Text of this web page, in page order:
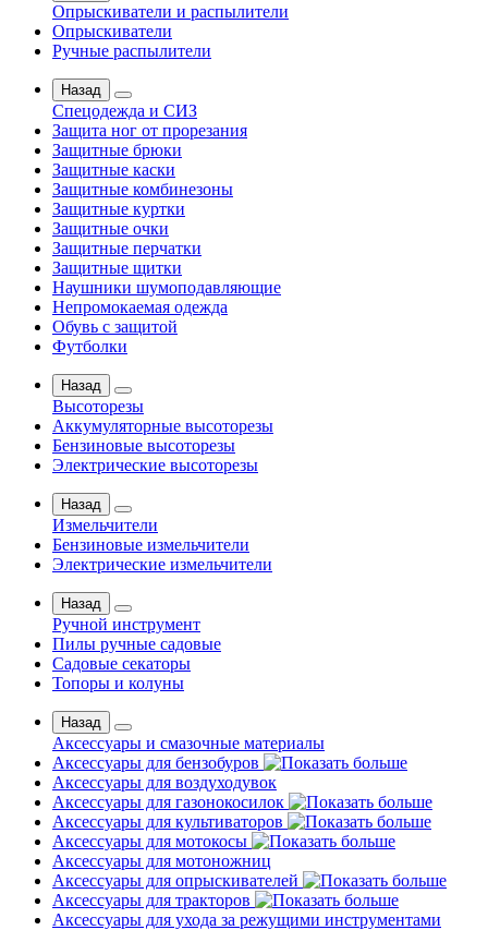
Опрыскиватели и распылители
Опрыскиватели
Ручные распылители
Назад
Спецодежда и СИЗ
Защита ног от прорезания
Защитные брюки
Защитные каски
Защитные комбинезоны
Защитные куртки
Защитные очки
Защитные перчатки
Защитные щитки
Наушники шумоподавляющие
Непромокаемая одежда
Обувь с защитой
Футболки
Назад
Высоторезы
Аккумуляторные высоторезы
Бензиновые высоторезы
Электрические высоторезы
Назад
Измельчители
Бензиновые измельчители
Электрические измельчители
Назад
Ручной инструмент
Пилы ручные садовые
Садовые секаторы
Топоры и колуны
Назад
Аксессуары и смазочные материалы
Аксессуары для бензобуров
Аксессуары для воздуходувок
Аксессуары для газонокосилок
Аксессуары для культиваторов
Аксессуары для мотокосы
Аксессуары для мотоножниц
Аксессуары для опрыскивателей
Аксессуары для тракторов
Аксессуары для ухода за режущими инструментами